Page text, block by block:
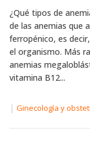
¿Qué tipos de
de las anemias que
ferropénico, es
el organismo. Más
anemias
vitamina B12...
| Ginecología y